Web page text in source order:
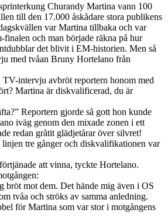
Churandy Martina vann 100
till den 17.000 åskådare stora publikens
var Martina tillbaka och var
finalen och man började räkna på hur
det blivit i EM-historien. Men så
med tvåan Bruny Hortelano från
intervju avbröt reportern honom med
Martina är diskvalificerad, du är
Reportern gjorde så gott hon kunde
iväg genom den mixade zonen i ett
redan gråtit glädjetårar över silvret!
linjen tre gånger och diskvalifikationen var
att vinna, tyckte Hortelano.
bröt mot dem. Det hände mig även i OS
tvåa och ströks av samma anledning.
för Martina som var stor i motgångens